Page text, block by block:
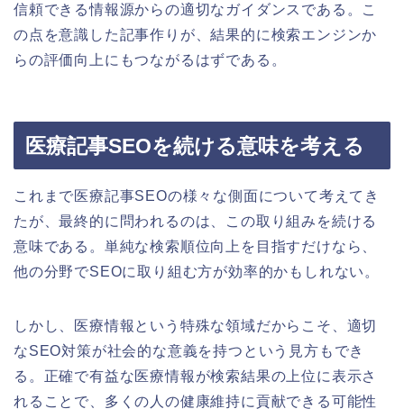
信頼できる情報源からの適切なガイダンスである。こ
の点を意識した記事作りが、結果的に検索エンジンか
らの評価向上にもつながるはずである。
医療記事SEOを続ける意味を考える
これまで医療記事SEOの様々な側面について考えてき
たが、最終的に問われるのは、この取り組みを続ける
意味である。単純な検索順位向上を目指すだけなら、
他の分野でSEOに取り組む方が効率的かもしれない。
しかし、医療情報という特殊な領域だからこそ、適切
なSEO対策が社会的な意義を持つという見方もでき
る。正確で有益な医療情報が検索結果の上位に表示さ
れることで、多くの人の健康維持に貢献できる可能性